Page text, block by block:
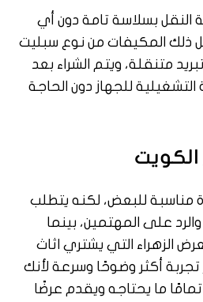
بسلاسة تامة دون أي
ذلك المكيفات من نوع سبليت
متنقلة، ويتم الشراء بعد
التشغيلية للجهاز دون الحاجة
مناسبة للبعض، لكنه يتطلب
والرد على المهتمين، بينما
الزهراء التي يشتري اثاث
أكثر وضوحًا وسرعة لأنك
ما يحتاجه ويقدم عرضًا